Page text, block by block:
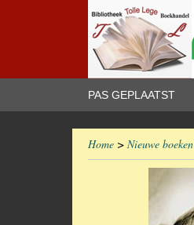
PAS GEPLAATST
Home > Nieuwe boeken